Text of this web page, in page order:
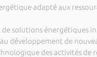
adapté aux
solutions énergétiques
développement de
des activités de